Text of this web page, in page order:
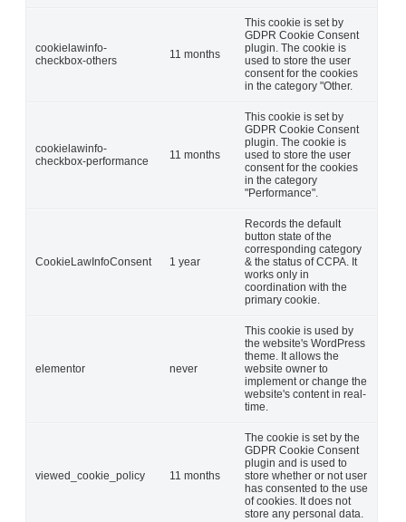
cookielawinfo-
checkbox-others
11 months
This cookie is set by
GDPR Cookie Consent
plugin. The cookie is
used to store the user
consent for the cookies
in the category "Other.
cookielawinfo-
checkbox-performance
11 months
This cookie is set by
GDPR Cookie Consent
plugin. The cookie is
used to store the user
consent for the cookies
in the category
"Performance".
CookieLawInfoConsent 1 year
Records the default
button state of the
corresponding category
& the status of CCPA. It
works only in
coordination with the
primary cookie.
elementor never
This cookie is used by
the website's WordPress
theme. It allows the
website owner to
implement or change the
website's content in real-
time.
viewed_cookie_policy 11 months
The cookie is set by the
GDPR Cookie Consent
plugin and is used to
store whether or not user
has consented to the use
of cookies. It does not
store any personal data.